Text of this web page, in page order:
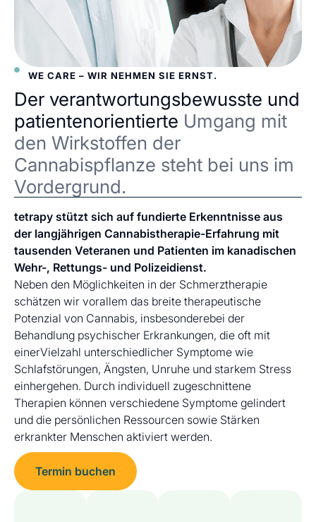
WE CARE – WIR NEHMEN SIE ERNST.
Der verantwortungsbewusste und
patientenorientierte Umgang mit
den Wirkstoffen der
Cannabispflanze steht bei uns im
Vordergrund.
tetrapy stützt sich auf fundierte Erkenntnisse aus
der langjährigen Cannabistherapie-Erfahrung mit
tausenden Veteranen und Patienten im kanadischen
Wehr-, Rettungs- und Polizeidienst.
Neben den Möglichkeiten in der Schmerztherapie
schätzen wir vorallem das breite therapeutische
Potenzial von Cannabis, insbesonderebei der
Behandlung psychischer Erkrankungen, die oft mit
einerVielzahl unterschiedlicher Symptome wie
Schlafstörungen, Ängsten, Unruhe und starkem Stress
einhergehen. Durch individuell zugeschnittene
Therapien können verschiedene Symptome gelindert
und die persönlichen Ressourcen sowie Stärken
erkrankter Menschen aktiviert werden.
Termin buchen